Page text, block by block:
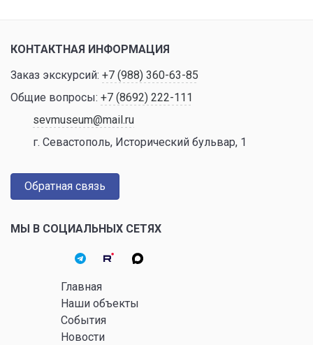
КОНТАКТНАЯ ИНФОРМАЦИЯ
Заказ экскурсий: +7 (988) 360-63-85
Общие вопросы: +7 (8692) 222-111
sevmuseum@mail.ru
г. Севастополь, Исторический бульвар, 1
Обратная связь
МЫ В СОЦИАЛЬНЫХ СЕТЯХ
Главная
Наши объекты
События
Новости